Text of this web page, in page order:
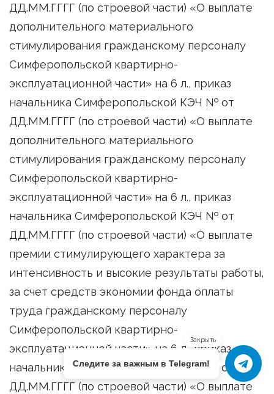
ДД.ММ.ГГГГ (по строевой части) «О выплате
дополнительного материального
стимулирования гражданскому персоналу
Симферопольской квартирно-
эксплуатационной части» на 6 л., приказ
начальника Симферопольской КЭЧ № от
ДД.ММ.ГГГГ (по строевой части) «О выплате
дополнительного материального
стимулирования гражданскому персоналу
Симферопольской квартирно-
эксплуатационной части» на 6 л., приказ
начальника Симферопольской КЭЧ № от
ДД.ММ.ГГГГ (по строевой части) «О выплате
премии стимулирующего характера за
интенсивность и высокие результаты работы,
за счет средств экономии фонда оплаты
труда гражданскому персоналу
Симферопольской квартирно-
эксплуатационной части» на 6 л., приказ
начальника Симферопольской КЭЧ № от
ДД.ММ.ГГГГ (по строевой части) «О выплате
Закрыть
Следите за важным в Telegram!